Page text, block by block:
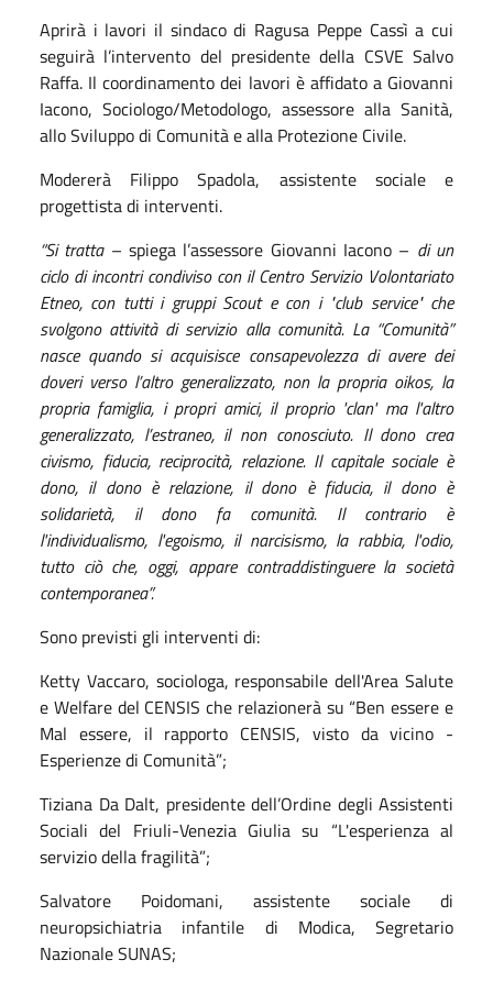
Aprirà i lavori il sindaco di Ragusa Peppe Cassì a cui
seguirà l’intervento del presidente della CSVE Salvo
Raffa. Il coordinamento dei lavori è affidato a Giovanni
Iacono, Sociologo/Metodologo, assessore alla Sanità,
allo Sviluppo di Comunità e alla Protezione Civile.
Modererà Filippo Spadola, assistente sociale e
progettista di interventi.
“Si tratta– spiega l’assessore Giovanni Iacono – di un
ciclo di incontri condiviso con il Centro Servizio Volontariato
Etneo, con tutti i gruppi Scout e con i "club service" che
svolgono attività di servizio alla comunità. La “Comunità”
nasce quando si acquisisce consapevolezza di avere dei
doveri verso l’altro generalizzato, non la propria oikos, la
propria famiglia, i propri amici, il proprio 'clan' ma l'altro
generalizzato, l’estraneo, il non conosciuto. Il dono crea
civismo, fiducia, reciprocità, relazione. Il capitale sociale è
dono, il dono è relazione, il dono è fiducia, il dono è
solidarietà, il dono fa comunità. Il contrario è
l'individualismo, l'egoismo, il narcisismo, la rabbia, l'odio,
tutto ciò che, oggi, appare contraddistinguere la società
contemporanea”.
Sono previsti gli interventi di:
Ketty Vaccaro, sociologa, responsabile dell'Area Salute
e Welfare del CENSIS che relazionerà su “Ben essere e
Mal essere, il rapporto CENSIS, visto da vicino -
Esperienze di Comunità”;
Tiziana Da Dalt, presidente dell’Ordine degli Assistenti
Sociali del Friuli-Venezia Giulia su “L'esperienza al
servizio della fragilità”;
Salvatore Poidomani, assistente sociale di
neuropsichiatria infantile di Modica, Segretario
Nazionale SUNAS;